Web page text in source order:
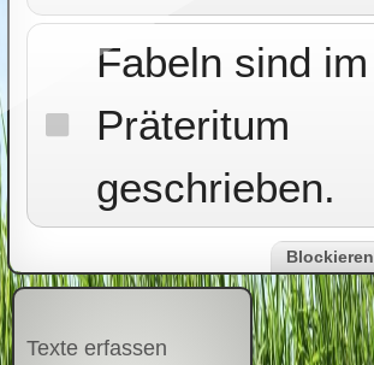
Fabeln sind im
Präteritum
geschrieben.
Blockieren
Texte erfassen